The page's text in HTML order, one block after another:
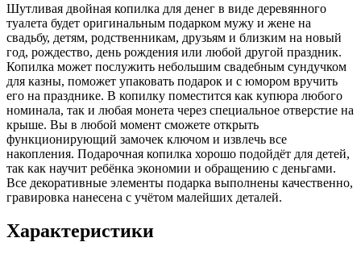
Шутливая двойная копилка для денег в виде деревянного
туалета будет оригинальным подарком мужу и жене на
свадьбу, детям, родственникам, друзьям и близким на новый
год, рождество, день рождения или любой другой праздник.
Копилка может послужить небольшим свадебным сундучком
для казны, поможет упаковать подарок и с юмором вручить
его на празднике. В копилку поместится как купюра любого
номинала, так и любая монета через специальное отверстие на
крыше. Вы в любой момент сможете открыть
функционирующий замочек ключом и извлечь все
накопления. Подарочная копилка хорошо подойдёт для детей,
так как научит ребёнка экономии и обращению с деньгами.
Все декоративные элементы подарка выполнены качественно,
гравировка нанесена с учётом малейших деталей.
Характеристики